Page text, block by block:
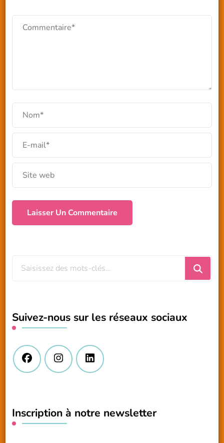
?
Suivez-nous sur les réseaux sociaux
Inscription à notre newsletter